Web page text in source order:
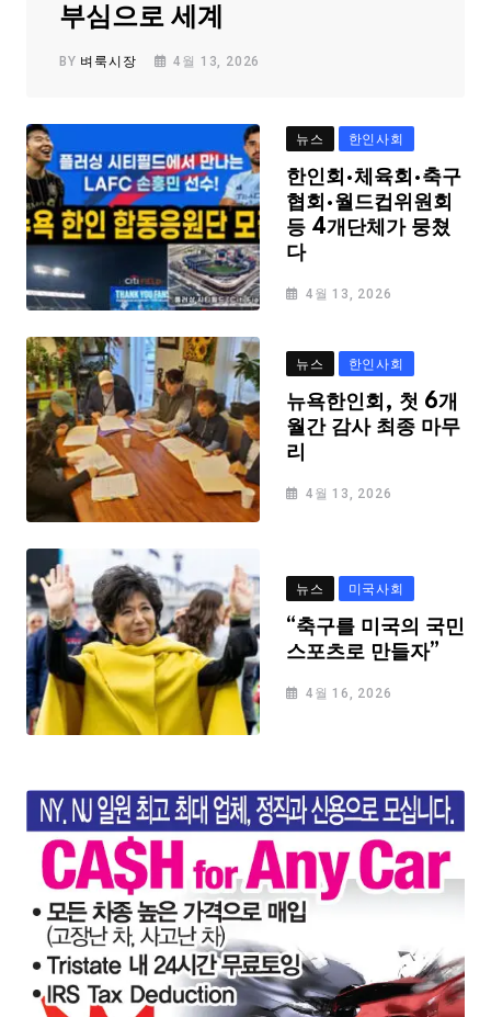
부심으로 세계
BY 벼룩시장 4월 13, 2026
뉴스 한인사회
한인회·체육회·축구
협회·월드컵위원회
등 4개단체가 뭉쳤
다
4월 13, 2026
뉴스 한인사회
뉴욕한인회, 첫 6개
월간 감사 최종 마무
리
4월 13, 2026
뉴스 미국사회
“축구를 미국의 국민
스포츠로 만들자”
4월 16, 2026